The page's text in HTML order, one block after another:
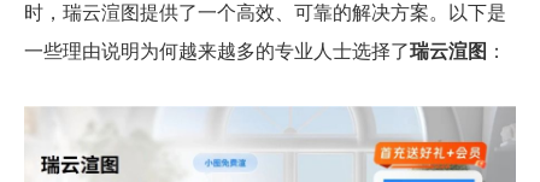
时，瑞云渲图提供了一个高效、可靠的解决方案。以下是
一些理由说明为何越来越多的专业人士选择了瑞云渲图 ：